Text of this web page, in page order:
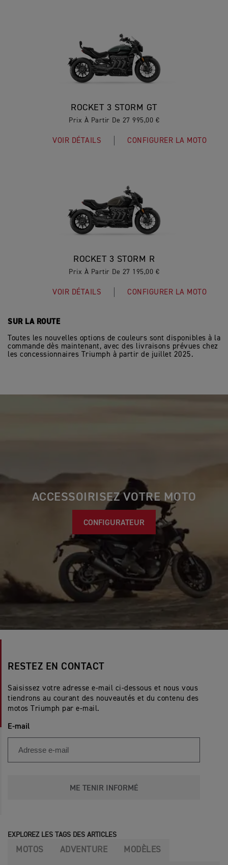
ROCKET 3 STORM GT
Prix À Partir De 27 995,00 €
VOIR DÉTAILS CONFIGURER LA MOTO
ROCKET 3 STORM R
Prix À Partir De 27 195,00 €
VOIR DÉTAILS CONFIGURER LA MOTO
SUR LA ROUTE
Toutes les nouvelles options de couleurs sont disponibles à la
commande dès maintenant, avec des livraisons prévues chez
les concessionnaires Triumph à partir de juillet 2025.
ACCESSOIRISEZ VOTRE MOTO
CONFIGURATEUR
RESTEZ EN CONTACT
Saisissez votre adresse e-mail ci-dessous et nous vous
tiendrons au courant des nouveautés et du contenu des
motos Triumph par e-mail.
E-mail
ME TENIR INFORMÉ
EXPLOREZ LES TAGS DES ARTICLES
MOTOS ADVENTURE MODÈLES